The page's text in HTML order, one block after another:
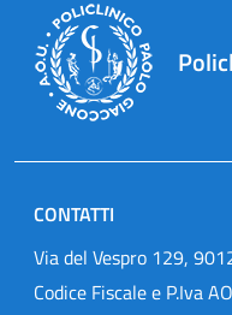
CONTATTI
Via del Vespro 129,
Codice Fiscale e P.Iva